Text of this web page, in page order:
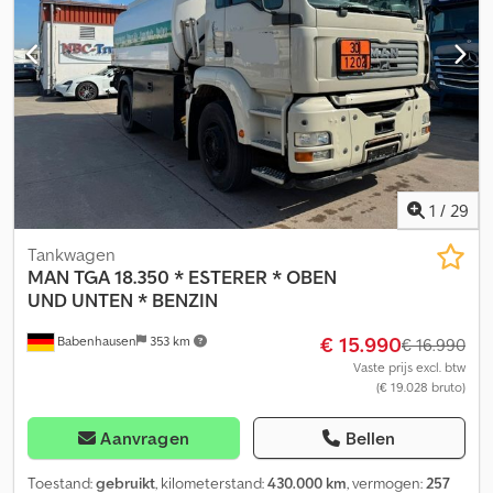
voorbehouden.
en wijzigingen voorbehouden, voorbeeldafbeeldingen --, Meer
gegevens op: !, Meer details: ! Dkjdpfozqfnrsx Alisr
1 / 29
Babenhausen 353 km
Tankwagen
MAN TGA 18.350 * ESTERER * OBEN
UND UNTEN * BENZIN
€ 15.990€ 16.990
Vaste prijs excl. btw
(€ 19.028 bruto)
Aanvragen Bellen
Toestand:gebruikt, kilometerstand:430.000 km, vermogen: 257